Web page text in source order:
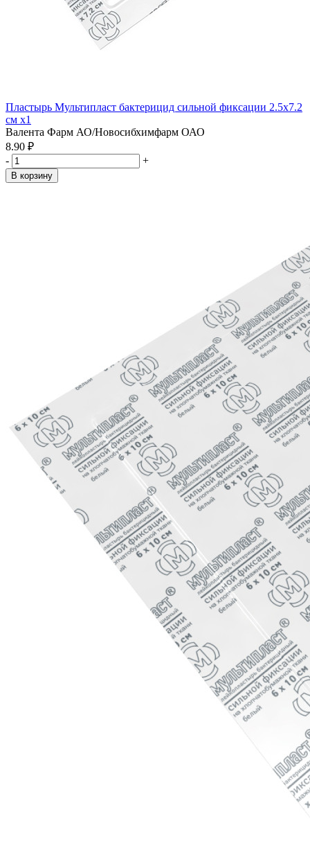
Пластырь Мультипласт бактерицид сильной фиксации 2.5х7.2
см x1
Валента Фарм АО/Новосибхимфарм ОАО
8.90 ₽
-
+
В корзину